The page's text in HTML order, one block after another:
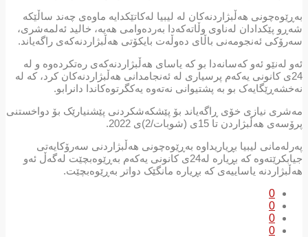
بەڕێوەچونی هەڵبژاردنەکان لە لیبیا لەکاتێکدایە ماوەی چەند ساڵێکە
شەڕو پێکدادان لەناوی وڵاتەکەدا بەردەوامی هەیە، خالید ئەلمەشری،
سەرۆکی ئەنجومەنی باڵای دەوڵەت بایکۆتی هەڵبژاردنەکەی راگەیاند.
ئەو لەنێو ئەو کەسانەدا بو کە یاسای هەڵبژاردنەکەی رەتکردەوە و لە
24ی کانونی یەکەم پرسیاری لە ئەنجامدانی هەڵبژاردنەکان کرد، کە لە
نەخشەڕێگایەک بو بە پشتیوانی نەتەوە یەکگرتوەکاندا دانرابو.
مەشری نیازی خۆی ڕاگەیاند بۆ پێشکەشکردنی پێشنیارێک بۆ دواخستنی
پرۆسەی هەڵبژاردن تا 15ی (شوبات/2)ی 2022.
پەرلەمانی لیبیا بڕیاریداوە بەڕێوەچونی هەڵبژاردنی سەرۆکایەتی
جیابکرێتەوە کە بڕیارە لە24ی کانونی یەکەم بەڕێوەبچێت لەگەڵ ئەو
هەڵبژاردنە یاساییەی کە بڕیارە مانگێک دواتر بەڕێوەبچێت.
0
0
0
0